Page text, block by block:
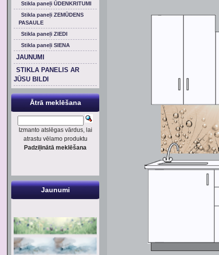
Stikla paneļi ŪDENKRITUMI
Stikla paneļi ZEMŪDENS
PASAULE
Stikla paneļi ZIEDI
Stikla paneļi SIENA
JAUNUMI
STIKLA PANELIS AR
JŪSU BILDI
Ātrā meklēšana
Izmanto atslēgas vārdus, lai
atrastu vēlamo produktu
Padziļinātā meklēšana
Jaunumi